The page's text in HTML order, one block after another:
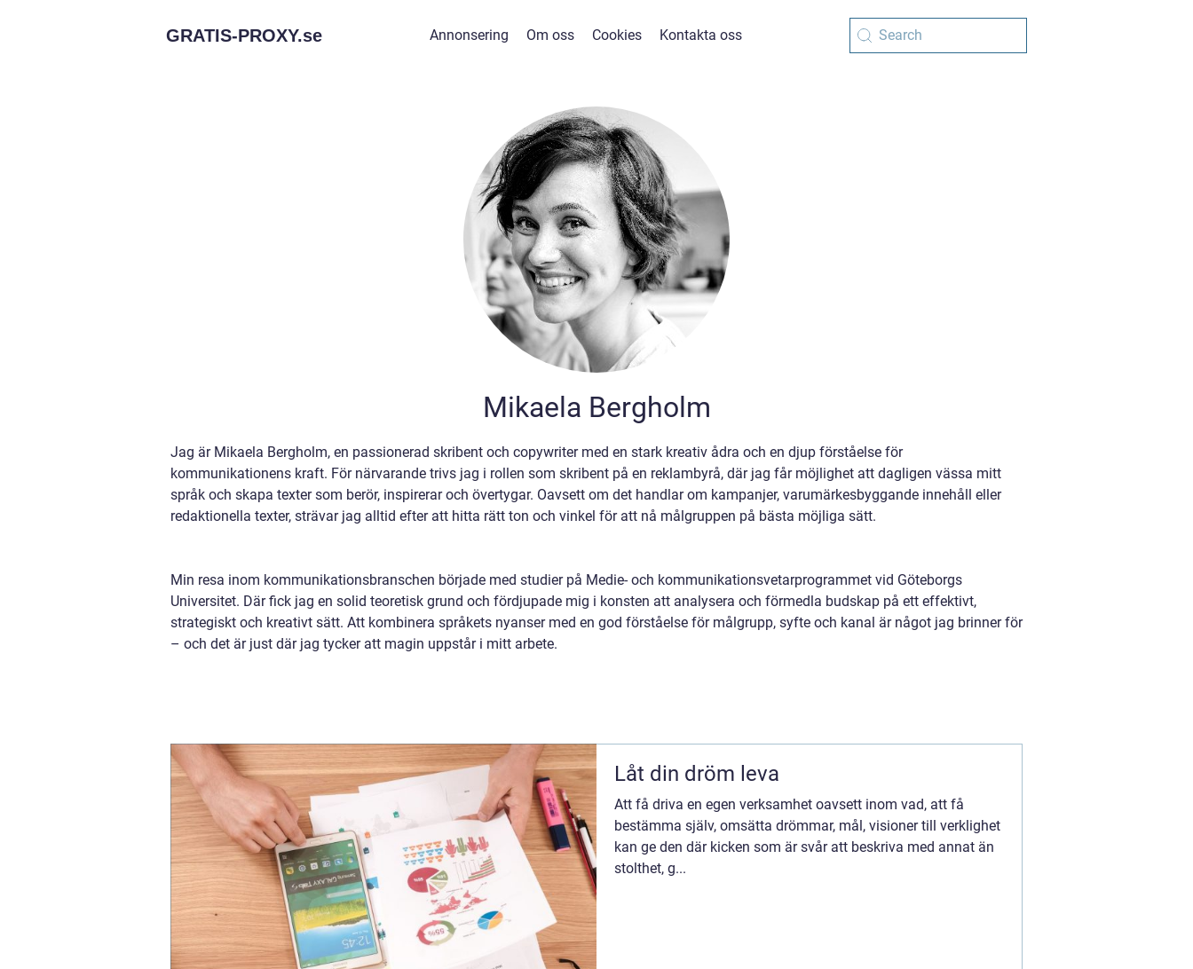
GRATIS-PROXY.se Annonsering Om oss Cookies Kontakta oss
Mikaela Bergholm
Jag är Mikaela Bergholm, en passionerad skribent och copywriter med en stark kreativ ådra och en djup förståelse för
kommunikationens kraft. För närvarande trivs jag i rollen som skribent på en reklambyrå, där jag får möjlighet att dagligen vässa mitt
språk och skapa texter som berör, inspirerar och övertygar. Oavsett om det handlar om kampanjer, varumärkesbyggande innehåll eller
redaktionella texter, strävar jag alltid efter att hitta rätt ton och vinkel för att nå målgruppen på bästa möjliga sätt.
Min resa inom kommunikationsbranschen började med studier på Medie- och kommunikationsvetarprogrammet vid Göteborgs
Universitet. Där fick jag en solid teoretisk grund och fördjupade mig i konsten att analysera och förmedla budskap på ett effektivt,
strategiskt och kreativt sätt. Att kombinera språkets nyanser med en god förståelse för målgrupp, syfte och kanal är något jag brinner för
– och det är just där jag tycker att magin uppstår i mitt arbete.
Låt din dröm leva
Att få driva en egen verksamhet oavsett inom vad, att få
bestämma själv, omsätta drömmar, mål, visioner till verklighet
kan ge den där kicken som är svår att beskriva med annat än
stolthet, g...